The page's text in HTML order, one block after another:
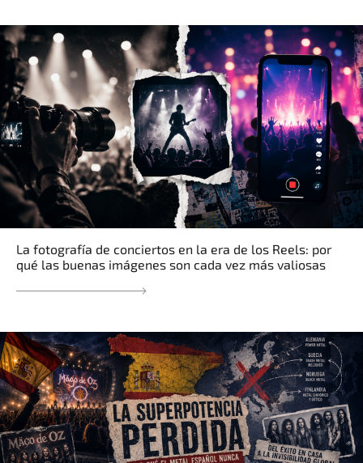
La fotografía de conciertos en la era de los Reels: por
qué las buenas imágenes son cada vez más valiosas